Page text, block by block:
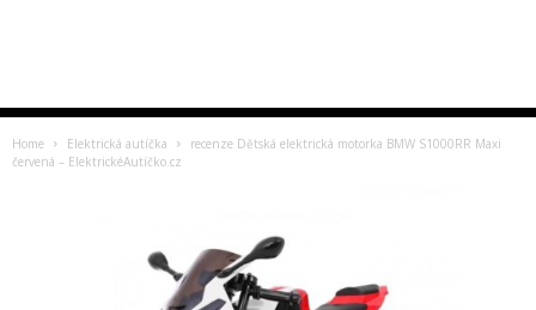
Home Elektrická autíčka
recenze Dětská elektrická motorka BMW S1000RR Maxi
červená – ElektrickéAutíčko.cz